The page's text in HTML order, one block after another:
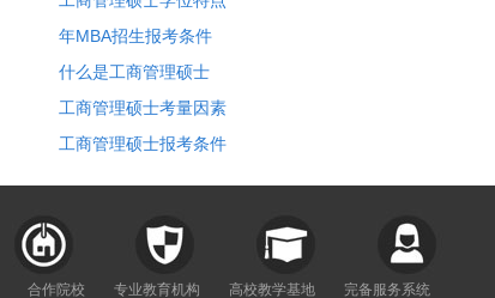
年MBA招生报考条件
什么是工商管理硕士
工商管理硕士考量因素
工商管理硕士报考条件
合作院校 专业教育机构 高校教学基地 完备服务系统